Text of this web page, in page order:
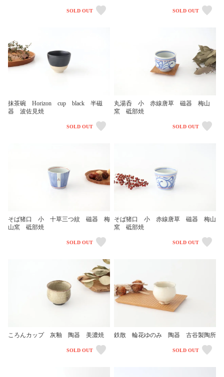
SOLD OUT SOLD OUT
抹茶碗 Horizon cup black 半磁
器 波佐見焼
SOLD OUT
丸湯呑 小 赤線唐草 磁器 梅山
窯 砥部焼
SOLD OUT
そば猪口 小 十草三つ紋 磁器 梅
山窯 砥部焼
SOLD OUT
そば猪口 小 赤線唐草 磁器 梅山
窯 砥部焼
SOLD OUT
ころんカップ 灰釉 陶器 美濃焼
SOLD OUT
鉄散 輪花ゆのみ 陶器 古谷製陶所
SOLD OUT